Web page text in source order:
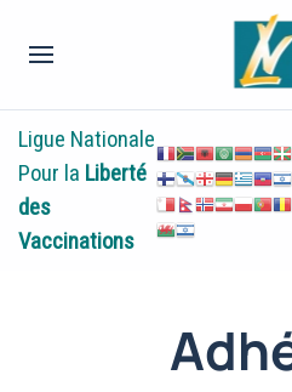
Ligue Nationale
Pour la Liberté
des
Vaccinations